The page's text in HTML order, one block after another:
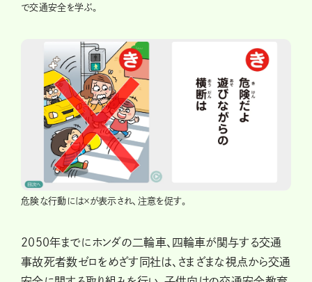
で交通安全を学ぶ。
危険な行動には×が表示され、注意を促す。
2050年までにホンダの二輪車、四輪車が関与する交通
事故死者数ゼロをめざす同社は、さまざまな視点から交通